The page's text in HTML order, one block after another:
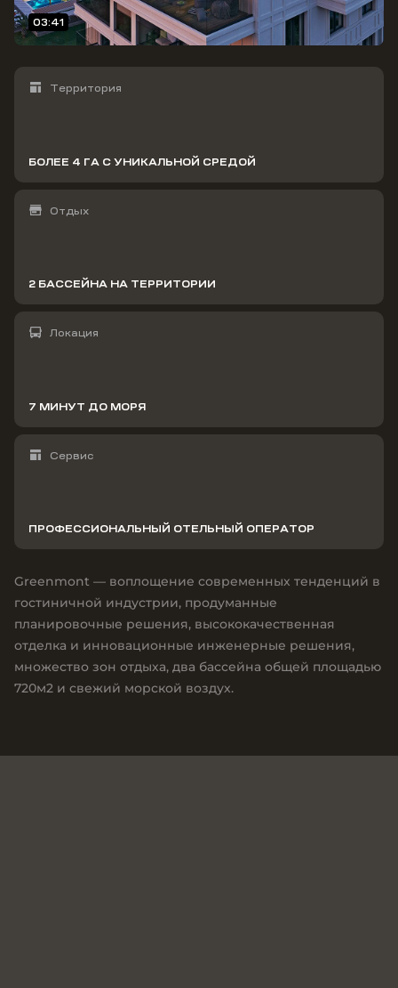
03:41
Greenmont — воплощение современных тенденций в
гостиничной индустрии, продуманные
планировочные решения, высококачественная
отделка и инновационные инженерные решения,
множество зон отдыха, два бассейна общей площадью
720м2 и свежий морской воздух.
Территория
БОЛЕЕ 4 ГА С УНИКАЛЬНОЙ СРЕДОЙ
Отдых
2 БАССЕЙНА НА ТЕРРИТОРИИ
Локация
7 МИНУТ ДО МОРЯ
Сервис
ПРОФЕССИОНАЛЬНЫЙ ОТЕЛЬНЫЙ ОПЕРАТОР